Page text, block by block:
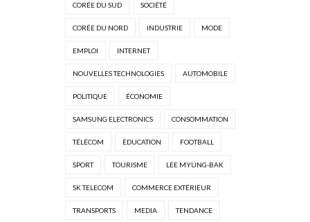
CORÉE DU SUD SOCIÉTÉ
CORÉE DU NORD INDUSTRIE MODE
EMPLOI INTERNET
NOUVELLES TECHNOLOGIES AUTOMOBILE
POLITIQUE ÉCONOMIE
SAMSUNG ELECTRONICS CONSOMMATION
TÉLÉCOM ÉDUCATION FOOTBALL
SPORT TOURISME LEE MYUNG-BAK
SK TELECOM COMMERCE EXTÉRIEUR
TRANSPORTS MEDIA TENDANCE